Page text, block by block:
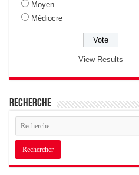
Moyen
Médiocre
View Results
Recherche